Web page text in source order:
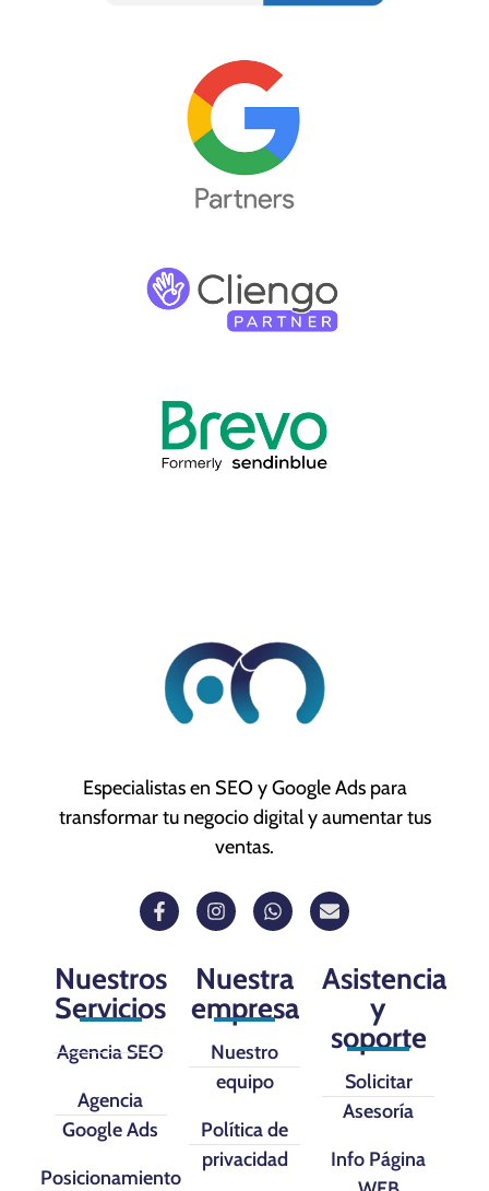
Especialistas en SEO y Google Ads para
transformar tu negocio digital y aumentar tus
ventas.
Nuestros
Servicios
Agencia SEO
Agencia
Google Ads
Posicionamiento
Nuestra
empresa
Nuestro
equipo
Política de
privacidad
Asistencia
y
soporte
Solicitar
Asesoría
Info Página